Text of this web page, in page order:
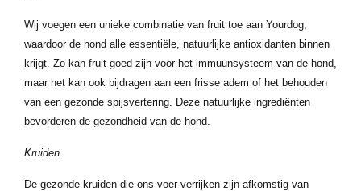
Wij voegen een unieke combinatie van fruit toe aan Yourdog,
waardoor de hond alle essentiële, natuurlijke antioxidanten binnen
krijgt. Zo kan fruit goed zijn voor het immuunsysteem van de hond,
maar het kan ook bijdragen aan een frisse adem of het behouden
van een gezonde spijsvertering. Deze natuurlijke ingrediënten
bevorderen de gezondheid van de hond.
Kruiden
De gezonde kruiden die ons voer verrijken zijn afkomstig van